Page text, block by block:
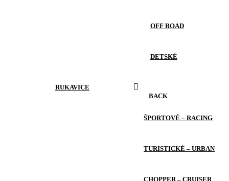
OFF ROAD
DETSKÉ
RUKAVICE
BACK
ŠPORTOVÉ – RACING
TURISTICKÉ – URBAN
CHOPPER – CRUISER